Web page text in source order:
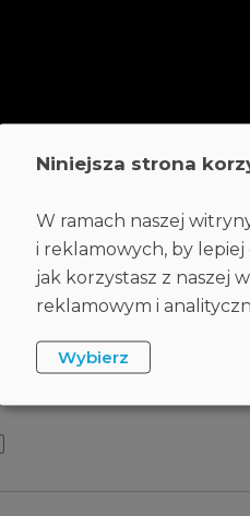
ESET znajdziesz
Niniejsza strona
W ramach naszej
i reklamowych, by
jak korzystasz z naszej
reklamowym i
Wybierz